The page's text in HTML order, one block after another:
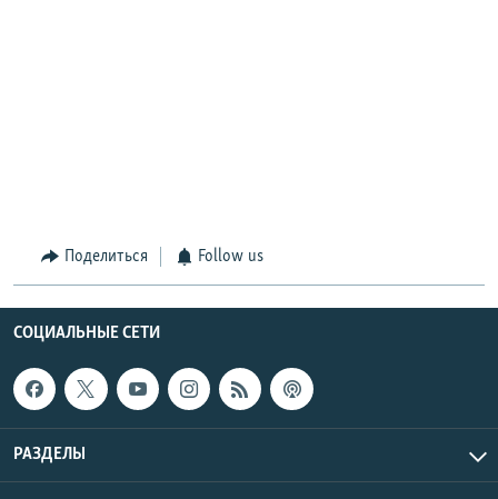
Поделиться Follow us
СОЦИАЛЬНЫЕ СЕТИ
РАЗДЕЛЫ